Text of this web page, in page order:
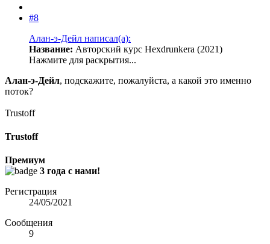
#8
Алан-э-Дейл написал(а):
Название: Авторский курс Hexdrunkera (2021)
Нажмите для раскрытия...
Алан-э-Дейл, подскажите, пожалуйста, а какой это именно
поток?
Trustoff
Trustoff
Премиум
3 года с нами!
Регистрация
24/05/2021
Сообщения
9